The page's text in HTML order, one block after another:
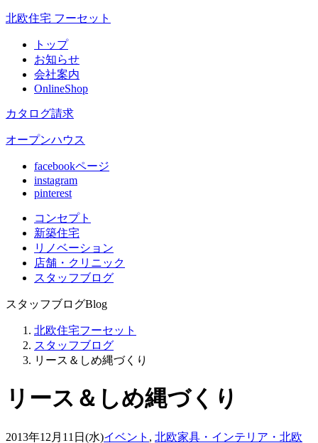
北欧住宅 フーセット
トップ
お知らせ
会社案内
OnlineShop
カタログ請求
オープンハウス
facebookページ
instagram
pinterest
コンセプト
新築住宅
リノベーション
店舗 ・クリニック
スタッフブログ
スタッフブログBlog
北欧住宅フーセット
スタッフブログ
リース＆しめ縄づくり
リース＆しめ縄づくり
2013年12月11日(水)イベント , 北欧家具・インテリア・北欧